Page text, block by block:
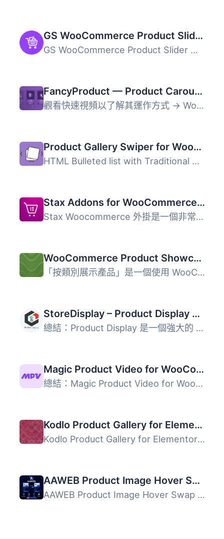
GS WooCommerce Product Slider, Product Carousel, Grid, Ticker, List & Masonry
GS WooCommerce Product Slider 外掛能夠提升產品展示效果，...
FancyProduct — Product Carousel, Slider, Gallery & Grid for WooCommerce
觀看快速視頻以了解其運作方式 → WooCommerce 真是太棒了，但...
Product Gallery Swiper for WooCommerce
HTML Bulleted list with Traditional Chinese text: <ul...
Stax Addons for WooCommerce and Elementor
Stax Woocommerce 外掛是一個非常快速輕量的外掛，可在現有的...
WooCommerce Product Showcase By Categories
「按類別展示產品」是一個使用 WooCommerce 的 WordPress 外...
StoreDisplay – Product Display Layouts for WooCommerce
總結：Product Display 是一個強大的 WooCommerce 外掛，提供...
Magic Product Video for WooCommerce
總結：Magic Product Video for WooCommerce 是一個提供給 Wo...
Kodlo Product Gallery for Elementor
Kodlo Product Gallery for Elementor 是一款專為 WooCommerc...
AAWEB Product Image Hover Swap for WooCommerce
AAWEB Product Image Hover Swap for WooCommerce 是一款專為...